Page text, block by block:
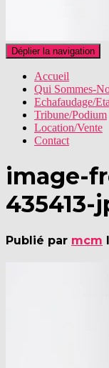
Déplier la navigation
Accueil
Qui Sommes-
Echafaudage/
Tribune/Podium
Location/Vente
Contact
image-
435413-
Publié par mcm